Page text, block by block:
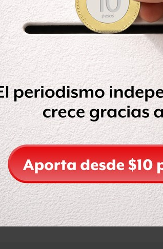
un planteamiento que lo
posibilidades para conseguir la
dijeron ¡ah! aquí está Andrés
el dirigente de Morena al
a delincuentes.
Compartir Leer después
OCULTAR COMENTARIOS